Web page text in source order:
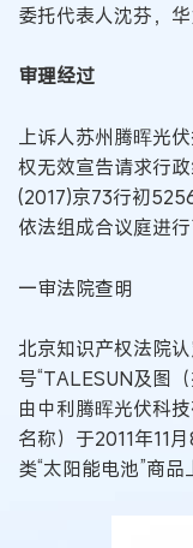
委托代表人沈芬，
审理经过
上诉人苏州腾晖光
权无效宣告请求行
(2017)京73行初
依法组成合议庭进
一审法院查明
北京知识产权法院
号“TALESUN及图
由中利腾晖光伏科
名称）于2011年11
类“太阳能电池”商品